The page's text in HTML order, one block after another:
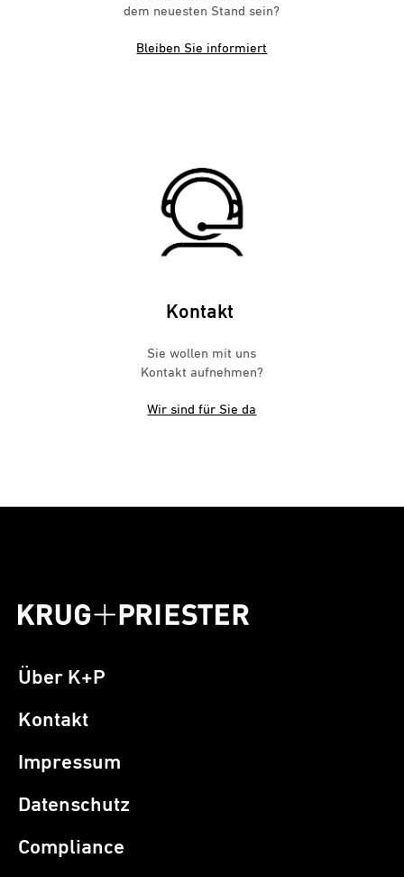
dem neuesten Stand sein?
Bleiben Sie informiert
Kontakt
Sie wollen mit uns
Kontakt aufnehmen?
Wir sind für Sie da
Über K+P
Kontakt
Impressum
Datenschutz
Compliance